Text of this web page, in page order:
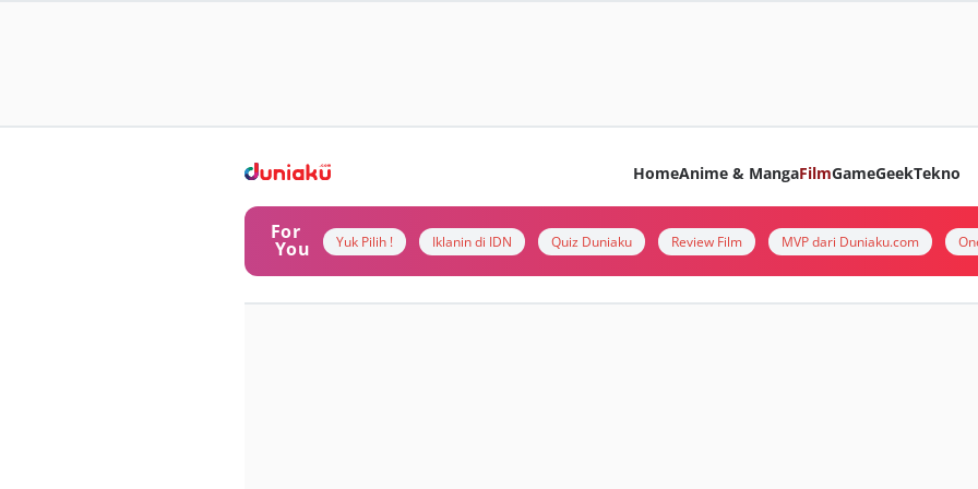
HomeAnime & MangaFilmGameGeekTekno
For
You Yuk Pilih ! Iklanin di IDN Quiz Duniaku Review Film MVP dari Duniaku.com